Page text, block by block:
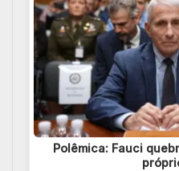
Polêmica: Fauci